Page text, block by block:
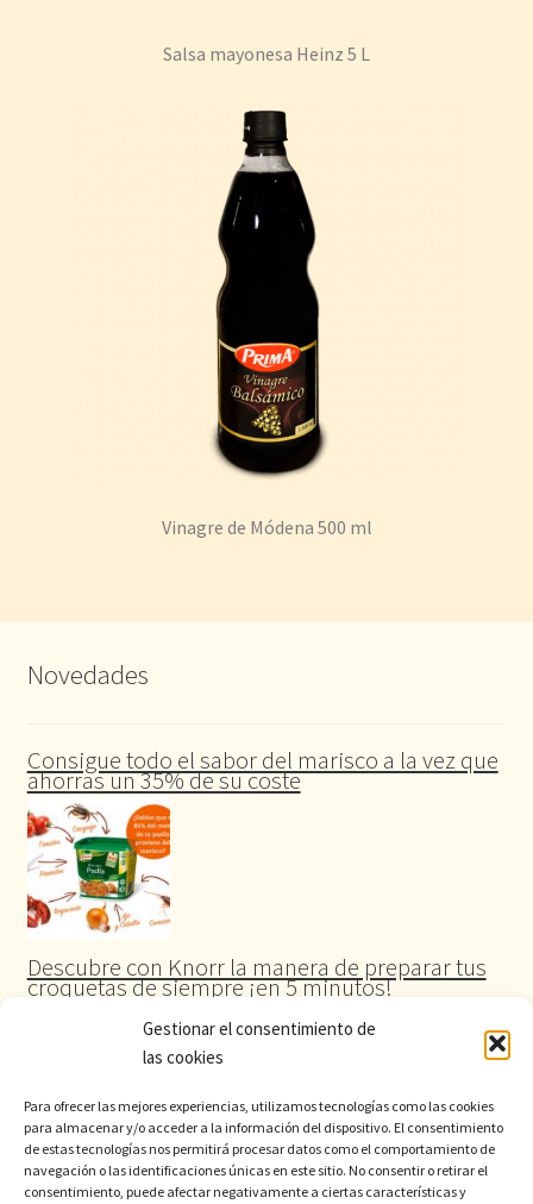
Gestionar el consentimiento de
las cookies
Para ofrecer las mejores experiencias, utilizamos tecnologías como las cookies
para almacenar y/o acceder a la información del dispositivo. El consentimiento
de estas tecnologías nos permitirá procesar datos como el comportamiento de
navegación o las identificaciones únicas en este sitio. No consentir o retirar el
consentimiento, puede afectar negativamente a ciertas características y
Salsa mayonesa Heinz 5 L
Vinagre de Módena 500 ml
Novedades
Consigue todo el sabor del marisco a la vez que
ahorras un 35% de su coste
Descubre con Knorr la manera de preparar tus
croquetas de siempre ¡en 5 minutos!